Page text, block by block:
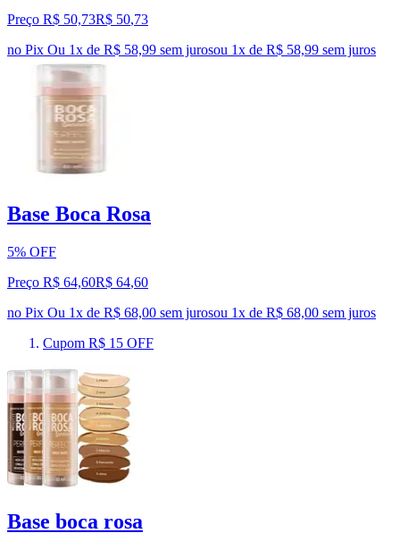
Preço R$ 50,73R$ 50,73
no Pix Ou 1x de R$ 58,99 sem jurosou 1x de R$ 58,99 sem juros
Base Boca Rosa
5% OFF
Preço R$ 64,60R$ 64,60
no Pix Ou 1x de R$ 68,00 sem jurosou 1x de R$ 68,00 sem juros
Cupom R$ 15 OFF
Base boca rosa